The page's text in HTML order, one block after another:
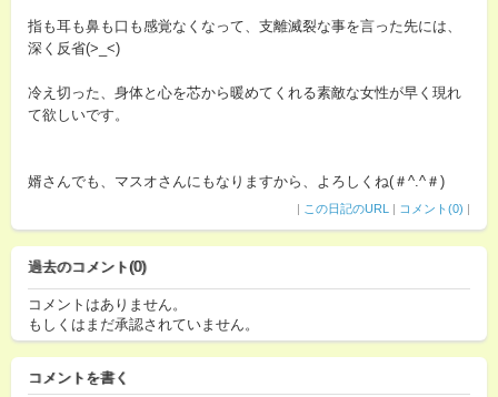
指も耳も鼻も口も感覚なくなって、支離滅裂な事を言った先には、
深く反省(>_<)
冷え切った、身体と心を芯から暖めてくれる素敵な女性が早く現れ
て欲しいです。
婿さんでも、マスオさんにもなりますから、よろしくね(＃^.^＃)
| この日記のURL | コメント(0) |
過去のコメント(0)
コメントはありません。
もしくはまだ承認されていません。
コメントを書く